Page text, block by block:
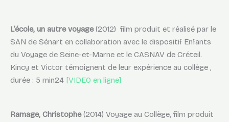
L’école, un autre voyage(2012) film produit et réalisé par le
SAN de Sénart en collaboration avec le dispositif Enfants
du Voyage de Seine-et-Marne et le CASNAV de Créteil.
Kincy et Victor témoignent de leur expérience au collège ,
durée : 5 min24 [VIDEO en ligne]
Ramage, Christophe(2014) Voyage au Collège, film produit